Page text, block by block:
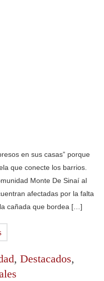
en sus casas” porque
que conecte los barrios.
Monte De Sinaí al
afectadas por la falta
cañada que bordea […]
, Destacados,